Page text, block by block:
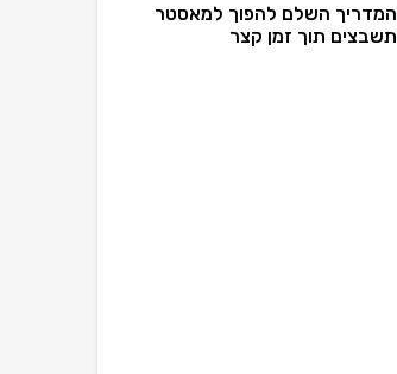
המדריך השלם להפוך למאסטר
תשבצים תוך זמן קצר